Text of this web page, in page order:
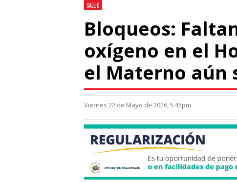
SALUD
Bloqueos:
oxígeno en el
el Materno aún
Viernes 22 de Mayo de 2026, 5:45pm